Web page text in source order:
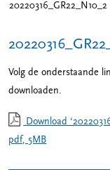
20220316_GR22_N10_2
Volg de onderstaande
downloaden.
Download
pdf, 5MB